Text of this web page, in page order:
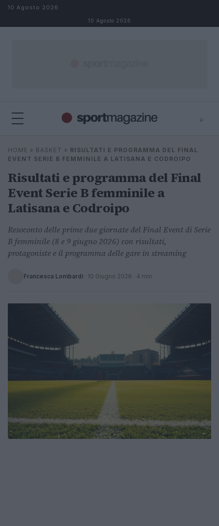
Salta al contenuto
10 Agosto 2026
10 Agosto 2026
⌕
Cerca
⌕
HOME » BASKET » RISULTATI E PROGRAMMA DEL FINAL
EVENT SERIE B FEMMINILE A LATISANA E CODROIPO
Risultati e programma del Final
Event Serie B femminile a
Latisana e Codroipo
Resoconto delle prime due giornate del Final Event di Serie
B femminile (8 e 9 giugno 2026) con risultati,
protagoniste e il programma delle gare in streaming
Francesca Lombardi · 10 Giugno 2026 · 4 min